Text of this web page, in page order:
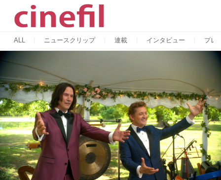
ALL ニュースクリップ 連載 インタビュー プレ